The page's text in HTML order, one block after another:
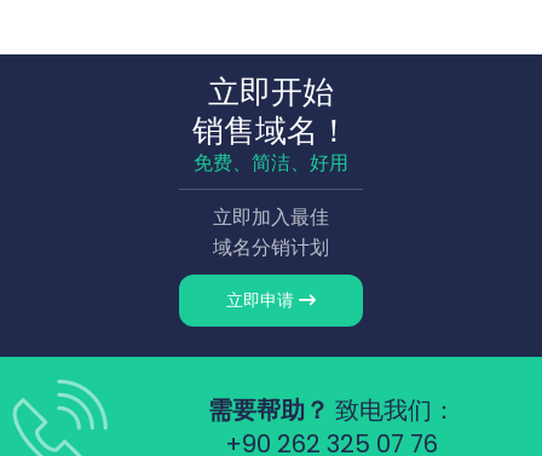
立即开始
销售域名！
免费、简洁、好用
立即加入最佳
域名分销计划
立即申请
需要帮助？ 致电我们：
+90 262 325 07 76